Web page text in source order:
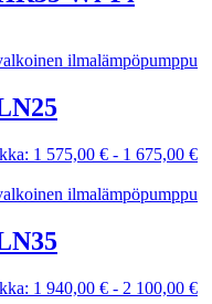
1 575,00 € - 1 675,00 €
1 940,00 € - 2 100,00 €